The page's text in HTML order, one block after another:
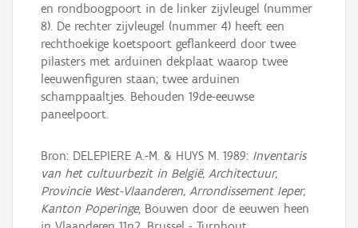
en rondboogpoort in de linker zijvleugel (nummer
8). De rechter zijvleugel (nummer 4) heeft een
rechthoekige koetspoort geflankeerd door twee
pilasters met arduinen dekplaat waarop twee
leeuwenfiguren staan; twee arduinen
schamppaaltjes. Behouden 19de-eeuwse
paneelpoort.
Bron: DELEPIERE A.-M. & HUYS M. 1989: Inventaris
van het cultuurbezit in België, Architectuur,
Provincie West-Vlaanderen, Arrondissement Ieper,
Kanton Poperinge, Bouwen door de eeuwen heen